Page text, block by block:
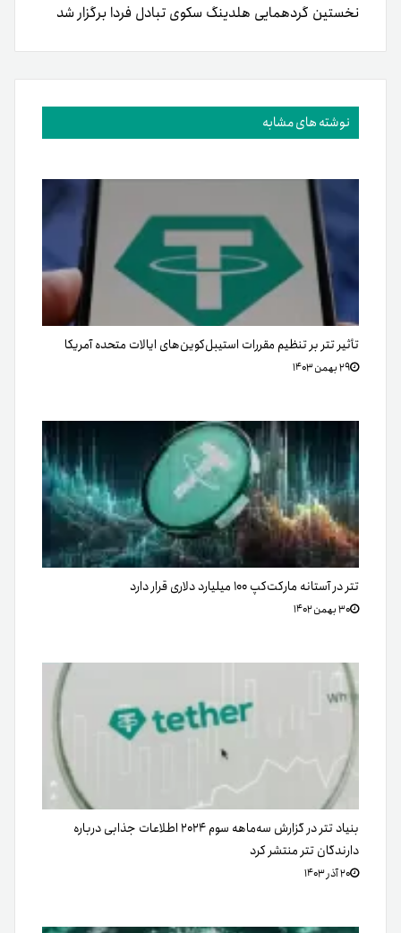
نخستین گردهمایی هلدینگ سکوی تبادل فردا برگزار شد
نوشته های مشابه
تأثیر تتر بر تنظیم مقررات استیبل‌کوین‌های ایالات متحده آمریکا
۲۹ بهمن ۱۴۰۳
تتر در آستانه مارکت‌کپ ۱۰۰ میلیارد دلاری قرار دارد
۳۰ بهمن ۱۴۰۲
بنیاد تتر در گزارش سه‌ماهه سوم ۲۰۲۴ اطلاعات جذابی درباره
دارندگان تتر منتشر کرد
۲۰ آذر ۱۴۰۳